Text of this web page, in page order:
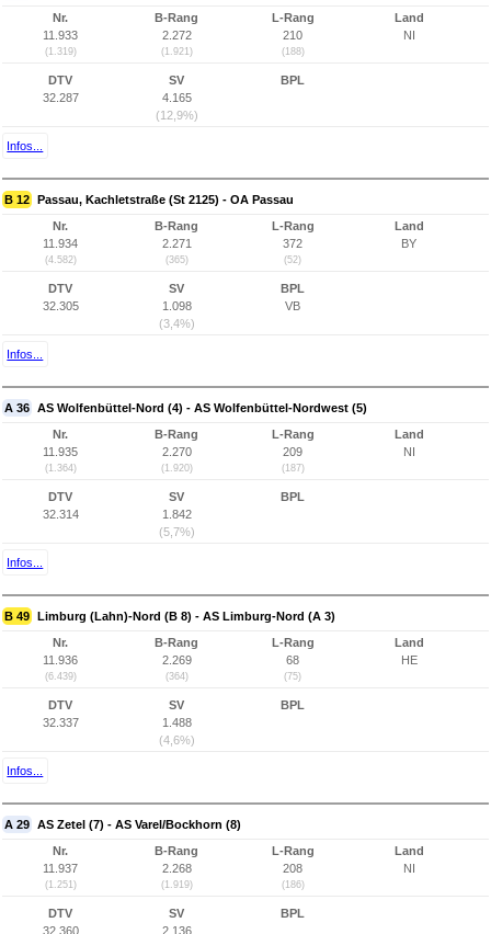
Nr.
11.933
(1.319)
B-Rang
2.272
(1.921)
L-Rang
210
(188)
Land
NI
DTV
32.287
SV
4.165
(12,9%)
BPL
Infos...
B 12 Passau, Kachletstraße (St 2125) - OA Passau
Nr.
11.934
(4.582)
B-Rang
2.271
(365)
L-Rang
372
(52)
Land
BY
DTV
32.305
SV
1.098
(3,4%)
BPL
VB
Infos...
A 36 AS Wolfenbüttel-Nord (4) - AS Wolfenbüttel-Nordwest (5)
Nr.
11.935
(1.364)
B-Rang
2.270
(1.920)
L-Rang
209
(187)
Land
NI
DTV
32.314
SV
1.842
(5,7%)
BPL
Infos...
B 49 Limburg (Lahn)-Nord (B 8) - AS Limburg-Nord (A 3)
Nr.
11.936
(6.439)
B-Rang
2.269
(364)
L-Rang
68
(75)
Land
HE
DTV
32.337
SV
1.488
(4,6%)
BPL
Infos...
A 29 AS Zetel (7) - AS Varel/Bockhorn (8)
Nr.
11.937
(1.251)
B-Rang
2.268
(1.919)
L-Rang
208
(186)
Land
NI
DTV
32.360
SV
2.136
BPL